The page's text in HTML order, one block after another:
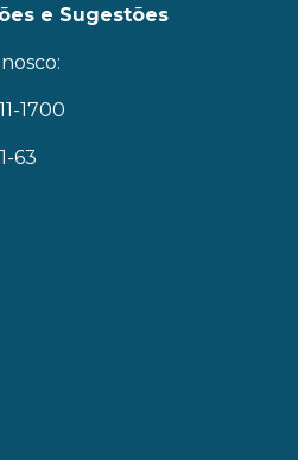
e Sugestões
1700
63